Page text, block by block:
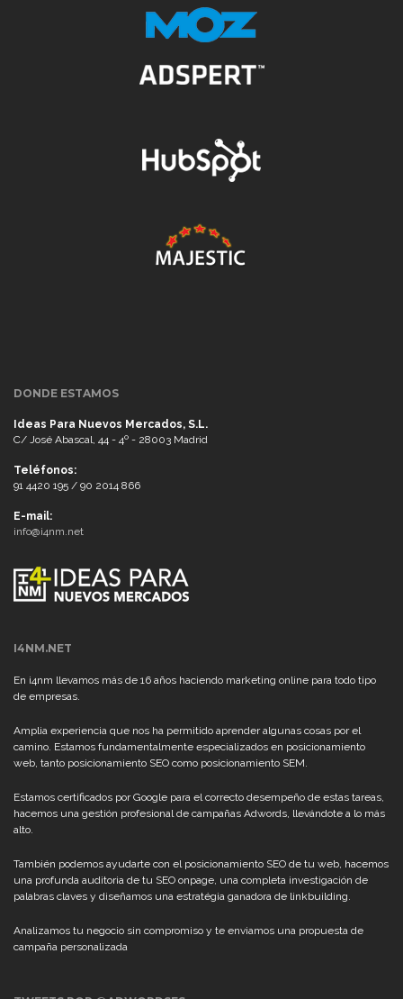
DONDE ESTAMOS
Ideas Para Nuevos Mercados, S.L.
C/ José Abascal, 44 - 4º - 28003 Madrid
Teléfonos:
91 4420 195 / 90 2014 866
E-mail:
info@i4nm.net
I4NM.NET
En i4nm llevamos más de 16 años haciendo marketing online para todo tipo
de empresas.
Amplia experiencia que nos ha permitido aprender algunas cosas por el
camino. Estamos fundamentalmente especializados en posicionamiento
web, tanto posicionamiento SEO como posicionamiento SEM.
Estamos certificados por Google para el correcto desempeño de estas tareas,
hacemos una gestión profesional de campañas Adwords, llevándote a lo más
alto.
También podemos ayudarte con el posicionamiento SEO de tu web, hacemos
una profunda auditoria de tu SEO onpage, una completa investigación de
palabras claves y diseñamos una estratégia ganadora de linkbuilding.
Analizamos tu negocio sin compromiso y te enviamos una propuesta de
campaña personalizada